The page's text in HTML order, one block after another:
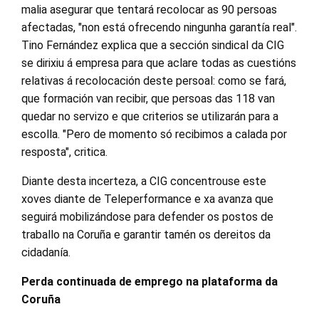
malia asegurar que tentará recolocar as 90 persoas
afectadas, "non está ofrecendo ningunha garantía real".
Tino Fernández explica que a sección sindical da CIG
se dirixiu á empresa para que aclare todas as cuestións
relativas á recolocación deste persoal: como se fará,
que formación van recibir, que persoas das 118 van
quedar no servizo e que criterios se utilizarán para a
escolla. "Pero de momento só recibimos a calada por
resposta", critica.
Diante desta incerteza, a CIG concentrouse este
xoves diante de Teleperformance e xa avanza que
seguirá mobilizándose para defender os postos de
traballo na Coruña e garantir tamén os dereitos da
cidadanía.
Perda continuada de emprego na plataforma da
Coruña